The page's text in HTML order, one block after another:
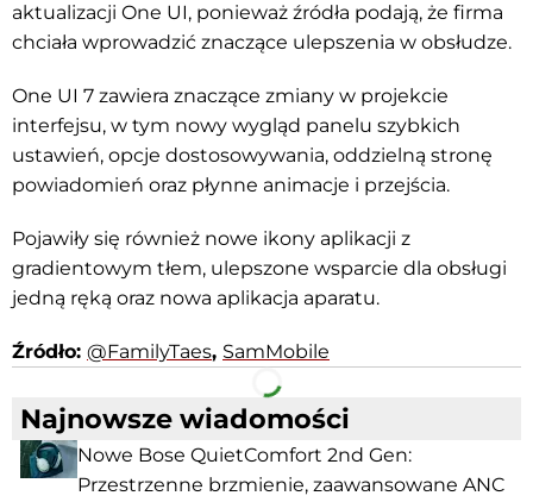
aktualizacji One UI, ponieważ źródła podają, że firma
chciała wprowadzić znaczące ulepszenia w obsłudze.
One UI 7 zawiera znaczące zmiany w projekcie
interfejsu, w tym nowy wygląd panelu szybkich
ustawień, opcje dostosowywania, oddzielną stronę
powiadomień oraz płynne animacje i przejścia.
Pojawiły się również nowe ikony aplikacji z
gradientowym tłem, ulepszone wsparcie dla obsługi
jedną ręką oraz nowa aplikacja aparatu.
Źródło: @FamilyTaes, SamMobile
Facebook Telegram
Najnowsze wiadomości
Nowe Bose QuietComfort 2nd Gen:
Przestrzenne brzmienie, zaawansowane ANC